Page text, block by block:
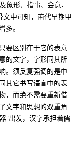
象形、指事、会意、
文中可知，商代早期甲
多。
要区别在于它的表意
的文字，字形同其所
。须反复强调的是中
其它书写语言中的表
，而绝不需要重新借
文字和思想的双重角
”出发，汉字承担着儒